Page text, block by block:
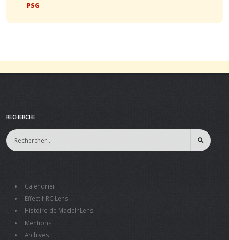
PSG
RECHERCHE
Calendrier
Effectif RC Lens
Histoire de MadeInLens
Mentions
Archives